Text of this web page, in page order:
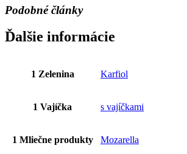
Podobné články
Ďalšie informácie
1 Zelenina Karfiol
1 Vajíčka s vajíčkami
1 Mliečne produkty Mozarella